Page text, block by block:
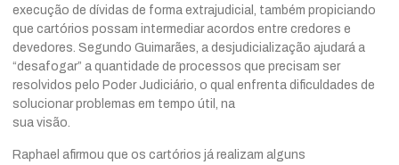
execução de dívidas de forma extrajudicial, também propiciando
que cartórios possam intermediar acordos entre credores e
devedores. Segundo Guimarães, a desjudicialização ajudará a
“desafogar” a quantidade de processos que precisam ser
resolvidos pelo Poder Judiciário, o qual enfrenta dificuldades de
solucionar problemas em tempo útil, na
sua visão.
Raphael afirmou que os cartórios já realizam alguns